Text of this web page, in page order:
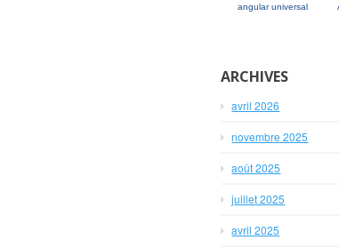
angular universal
ARCHIVES
avril 2026
novembre 2025
août 2025
juillet 2025
avril 2025